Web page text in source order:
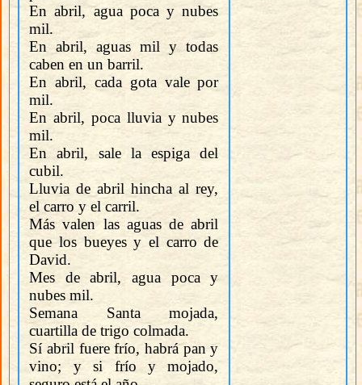
En abril, agua poca y nubes
mil.
En abril, aguas mil y todas
caben en un barril.
En abril, cada gota vale por
mil.
En abril, poca lluvia y nubes
mil.
En abril, sale la espiga del
cubil.
Lluvia de abril hincha al rey,
el carro y el carril.
Más valen las aguas de abril
que los bueyes y el carro de
David.
Mes de abril, agua poca y
nubes mil.
Semana Santa mojada,
cuartilla de trigo colmada.
Sí abril fuere frío, habrá pan y
vino; y si frío y mojado,